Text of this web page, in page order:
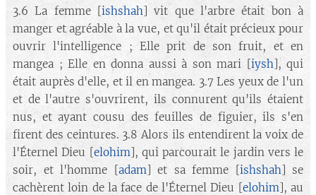
3.6 La femme [ishshah] vit que l'arbre était bon à
manger et agréable à la vue, et qu'il était précieux pour
ouvrir l'intelligence ; Elle prit de son fruit, et en
mangea ; Elle en donna aussi à son mari [iysh], qui
était auprès d'elle, et il en mangea. 3.7 Les yeux de l'un
et de l'autre s'ouvrirent, ils connurent qu'ils étaient
nus, et ayant cousu des feuilles de figuier, ils s'en
firent des ceintures. 3.8 Alors ils entendirent la voix de
l'Éternel Dieu [elohim], qui parcourait le jardin vers le
soir, et l'homme [adam] et sa femme [ishshah] se
cachèrent loin de la face de l'Éternel Dieu [elohim], au